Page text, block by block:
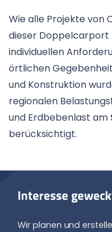
Wie alle Projekte von
dieser Doppelcarport
individuellen
örtlichen
und Konstruktion
regionalen
und Erdbebenlast am
berücksichtigt.
Interesse
Wir planen und